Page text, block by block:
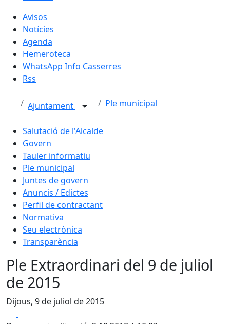
Avisos
Notícies
Agenda
Hemeroteca
WhatsApp Info Casserres
Rss
Ajuntament Ple municipal
Salutació de l'Alcalde
Govern
Tauler informatiu
Ple municipal
Juntes de govern
Anuncis / Edictes
Perfil de contractant
Normativa
Seu electrònica
Transparència
Ple Extraordinari del 9 de juliol
de 2015
Dijous, 9 de juliol de 2015